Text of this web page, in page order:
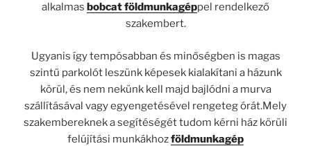
alkalmas bobcat földmunkagéppel rendelkező
szakembert.
Ugyanis így tempósabban és minőségben is magas
szintű parkolót leszünk képesek kialakítani a házunk
körül, és nem nekünk kell majd bajlódni a murva
szállításával vagy egyengetésével rengeteg órát.Mely
szakembereknek a segítéségét tudom kérni ház körüli
felújítási munkákhozföldmunkagép